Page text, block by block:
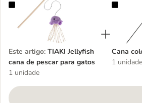
TIAKI Jellyfish cana de pescar para gatos
Este artigo: TIAKI Jellyfish
cana de pescar para gatos
1 unidade
Cana
Cana
1 unidade